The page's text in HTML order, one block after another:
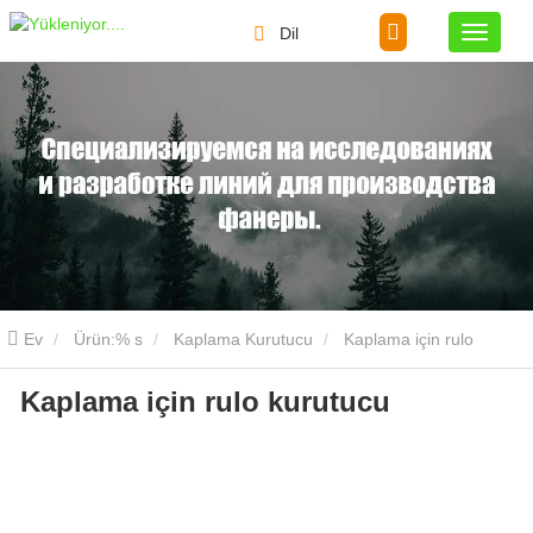
Dil
Ev Ürün:% s Kaplama Kurutucu
kurutucu
Kaplama için rulo kurutucu